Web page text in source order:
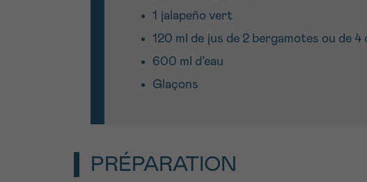
1 jalapeño vert
120 ml de jus de 2 bergamotes ou de
600 ml d’eau
Glaçons
PRÉPARATION